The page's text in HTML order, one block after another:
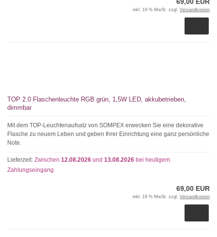
inkl. 19 % MwSt. zzgl. Versandkosten
TOP 2.0 Flaschenleuchte RGB grün, 1,5W LED, akkubetrieben,
dimmbar
Mit dem TOP-Leuchtenaufsatz von SOMPEX erwecken Sie eine dekorative
Flasche zu neuem Leben und geben Ihrer Einrichtung eine ganz persönliche
Note.
Lieferzeit: Zwischen 12.08.2026 und 13.08.2026 bei heutigem
Zahlungseingang
69,00 EUR
inkl. 19 % MwSt. zzgl. Versandkosten